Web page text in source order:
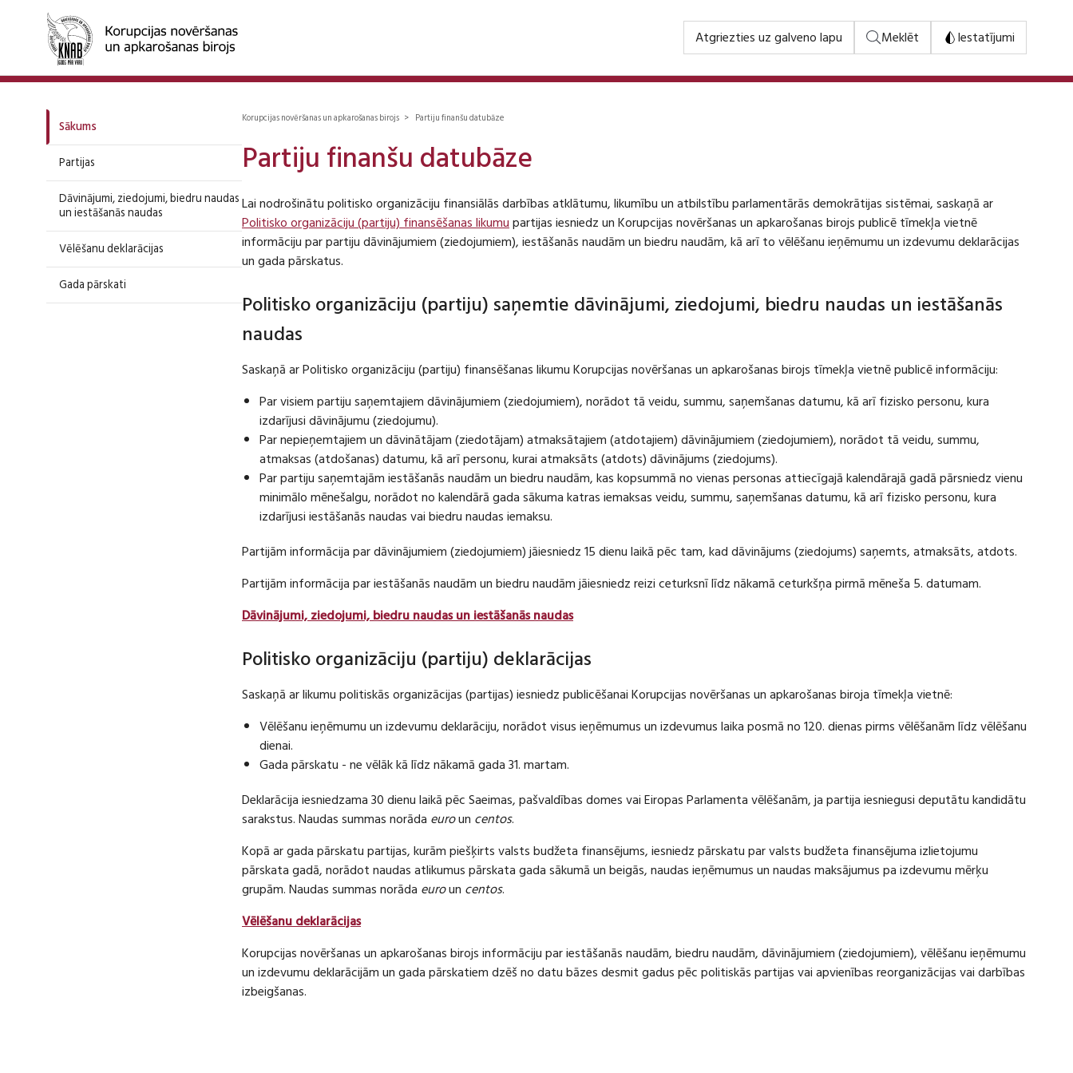
Atgriezties uz galveno lapu Meklēt Iestatījumi
Sākums
Partijas
Dāvinājumi, ziedojumi, biedru naudas
un iestāšanās naudas
Vēlēšanu deklarācijas
Gada pārskati
Korupcijas novēršanas un apkarošanas birojs > Partiju finanšu datubāze
Partiju finanšu datubāze
Lai nodrošinātu politisko organizāciju finansiālās darbības atklātumu, likumību un atbilstību parlamentārās demokrātijas sistēmai, saskaņā ar
Politisko organizāciju (partiju) finansēšanas likumupartijas iesniedz un Korupcijas novēršanas un apkarošanas birojs publicē tīmekļa vietnē
informāciju par partiju dāvinājumiem (ziedojumiem), iestāšanās naudām un biedru naudām, kā arī to vēlēšanu ieņēmumu un izdevumu deklarācijas
un gada pārskatus.
Politisko organizāciju (partiju) saņemtie dāvinājumi, ziedojumi, biedru naudas un iestāšanās
naudas
Saskaņā ar Politisko organizāciju (partiju) finansēšanas likumu Korupcijas novēršanas un apkarošanas birojs tīmekļa vietnē publicē informāciju:
Par visiem partiju saņemtajiem dāvinājumiem (ziedojumiem), norādot tā veidu, summu, saņemšanas datumu, kā arī fizisko personu, kura
izdarījusi dāvinājumu (ziedojumu).
Par nepieņemtajiem un dāvinātājam (ziedotājam) atmaksātajiem (atdotajiem) dāvinājumiem (ziedojumiem), norādot tā veidu, summu,
atmaksas (atdošanas) datumu, kā arī personu, kurai atmaksāts (atdots) dāvinājums (ziedojums).
Par partiju saņemtajām iestāšanās naudām un biedru naudām, kas kopsummā no vienas personas attiecīgajā kalendārajā gadā pārsniedz vienu
minimālo mēnešalgu, norādot no kalendārā gada sākuma katras iemaksas veidu, summu, saņemšanas datumu, kā arī fizisko personu, kura
izdarījusi iestāšanās naudas vai biedru naudas iemaksu.
Partijām informācija par dāvinājumiem (ziedojumiem) jāiesniedz 15 dienu laikā pēc tam, kad dāvinājums (ziedojums) saņemts, atmaksāts, atdots.
Partijām informācija par iestāšanās naudām un biedru naudām jāiesniedz reizi ceturksnī līdz nākamā ceturkšņa pirmā mēneša 5. datumam.
Dāvinājumi, ziedojumi, biedru naudas un iestāšanās naudas
Politisko organizāciju (partiju) deklarācijas
Saskaņā ar likumu politiskās organizācijas (partijas) iesniedz publicēšanai Korupcijas novēršanas un apkarošanas biroja tīmekļa vietnē:
Vēlēšanu ieņēmumu un izdevumu deklarāciju, norādot visus ieņēmumus un izdevumus laika posmā no 120. dienas pirms vēlēšanām līdz vēlēšanu
dienai.
Gada pārskatu - ne vēlāk kā līdz nākamā gada 31. martam.
Deklarācija iesniedzama 30 dienu laikā pēc Saeimas, pašvaldības domes vai Eiropas Parlamenta vēlēšanām, ja partija iesniegusi deputātu kandidātu
sarakstus. Naudas summas norāda euroun centos.
Kopā ar gada pārskatu partijas, kurām piešķirts valsts budžeta finansējums, iesniedz pārskatu par valsts budžeta finansējuma izlietojumu
pārskata gadā, norādot naudas atlikumus pārskata gada sākumā un beigās, naudas ieņēmumus un naudas maksājumus pa izdevumu mērķu
grupām. Naudas summas norāda euroun centos.
Vēlēšanu deklarācijas
Korupcijas novēršanas un apkarošanas birojs informāciju par iestāšanās naudām, biedru naudām, dāvinājumiem (ziedojumiem), vēlēšanu ieņēmumu
un izdevumu deklarācijām un gada pārskatiem dzēš no datu bāzes desmit gadus pēc politiskās partijas vai apvienības reorganizācijas vai darbības
izbeigšanas.